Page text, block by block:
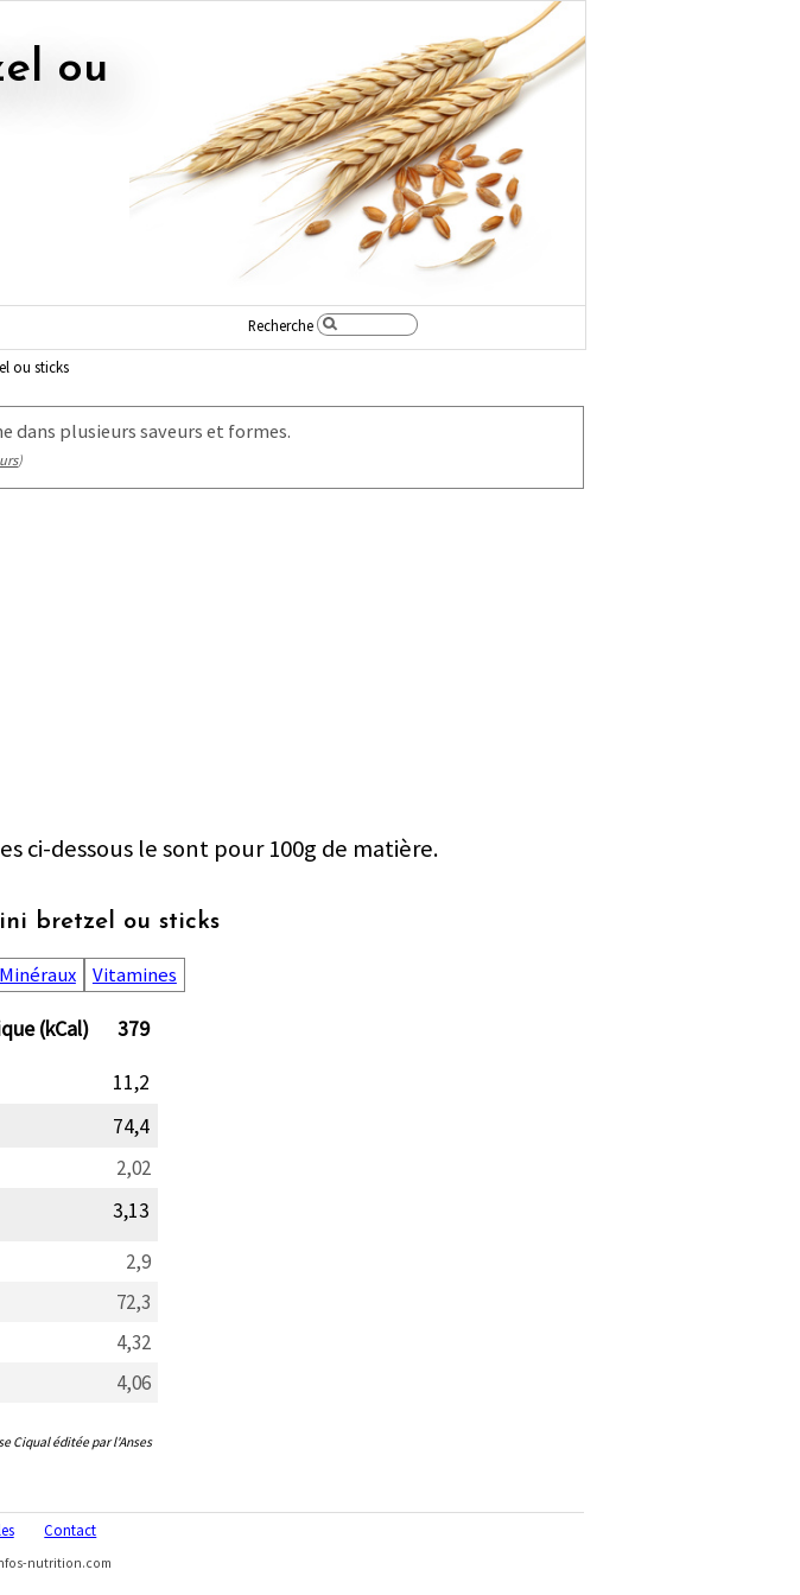
Recherche
ou sticks
dans plusieurs saveurs et formes.
)
ci-dessous le sont pour 100g de matière.
bretzel ou sticks
Minéraux Vitamines
(kCal)
379
11,2
74,4
2,02
3,13
2,9
72,3
4,32
4,06
Ciqual éditée par l'Anses
Contact
nutrition.com